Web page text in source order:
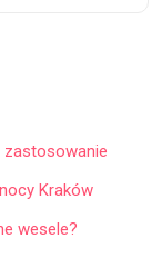
zastosowanie
Kraków
wesele?